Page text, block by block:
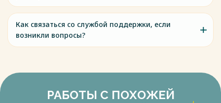
Как связаться со службой поддержки, если
возникли вопросы?
РАБОТЫ С ПОХОЖЕЙ